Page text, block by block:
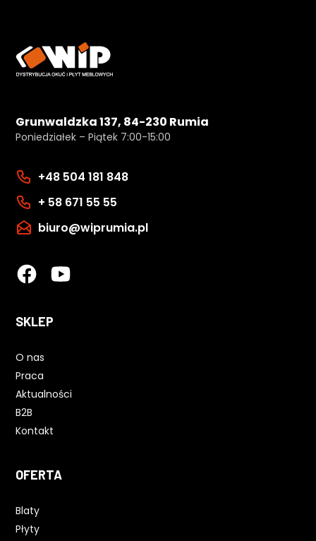
Grunwaldzka 137, 84-230 Rumia
Poniedziałek – Piątek 7:00-15:00
+48 504 181 848
+ 58 671 55 55
biuro@wiprumia.pl
SKLEP
O nas
Praca
Aktualności
B2B
Kontakt
OFERTA
Blaty
Płyty